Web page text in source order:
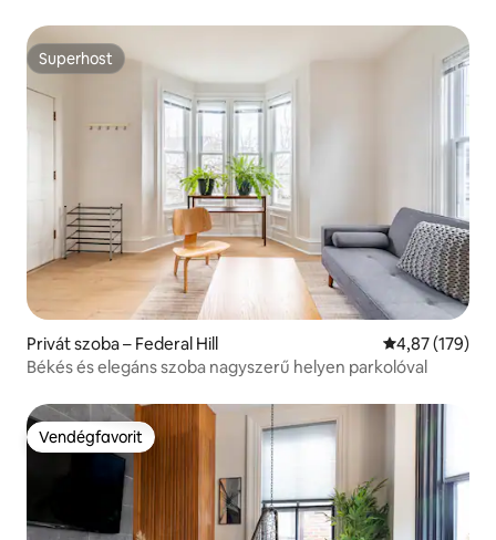
Superhost
Superhost
Privát szoba – Federal Hill Átlagos
4,87 (179)
Békés és elegáns szoba nagyszerű helyen parkolóval
Vendégfavorit
Vendégfavorit